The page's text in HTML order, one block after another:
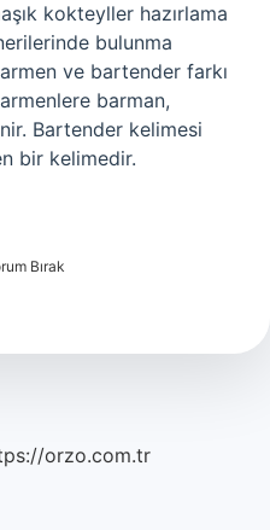
kokteyller hazırlama
bulunma
ve bartender farkı
barman,
Bartender kelimesi
bir kelimedir.
Bırak
orzo.com.tr